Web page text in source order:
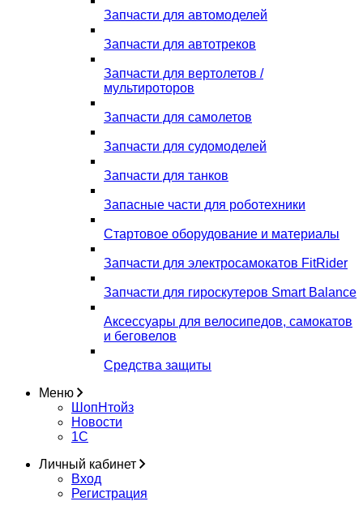
Запчасти для автомоделей
Запчасти для автотреков
Запчасти для вертолетов /
мультироторов
Запчасти для самолетов
Запчасти для судомоделей
Запчасти для танков
Запасные части для роботехники
Стартовое оборудование и материалы
Запчасти для электросамокатов FitRider
Запчасти для гироскутеров Smart Balance
Аксессуары для велосипедов, самокатов
и беговелов
Средства защиты
Меню
ШопНтойз
Новости
1C
Личный кабинет
Вход
Регистрация